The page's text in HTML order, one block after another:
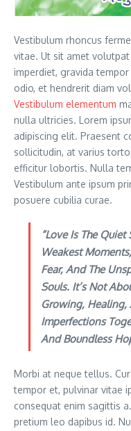
Vestibulum rhoncus
vitae. Ut sit amet
imperdiet, gravida
odio, et hendrerit diam
Vestibulum elementum
nulla ultricies. Lorem
adipiscing elit. Praesent
sollicitudin, at varius
efficitur lobortis. Nulla
Vestibulum ante ipsum
posuere cubilia curae.
“Love Is The
Weakest
Fear, And The
Souls. It’s Not
Growing, Healing,
Imperfections
And Boundless
Morbi at neque tellus.
tempor et, pulvinar vitae
consequat enim sagittis
pretium leo dapibus id.